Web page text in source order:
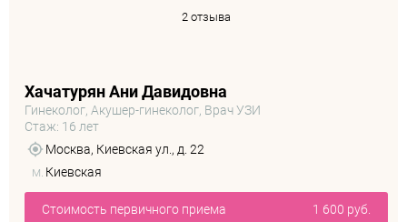
2 отзыва
Хачатурян Ани Давидовна
Гинеколог, Акушер-гинеколог, Врач УЗИ
Стаж: 16 лет
Москва, Киевская ул., д. 22
м. Киевская
Стоимость первичного приема 1 600 руб.